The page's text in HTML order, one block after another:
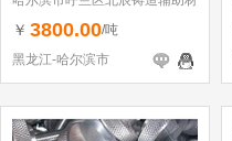
料厂
￥ 3800.00/吨
黑龙江-哈尔滨市